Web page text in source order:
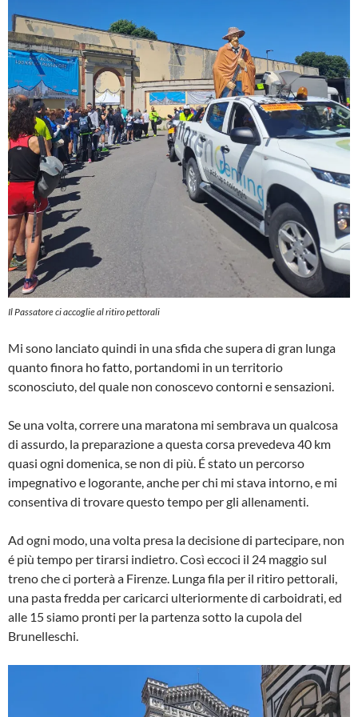
Il Passatore ci accoglie al ritiro pettorali
Mi sono lanciato quindi in una sfida che supera di gran lunga
quanto finora ho fatto, portandomi in un territorio
sconosciuto, del quale non conoscevo contorni e sensazioni.
Se una volta, correre una maratona mi sembrava un qualcosa
di assurdo, la preparazione a questa corsa prevedeva 40 km
quasi ogni domenica, se non di più. É stato un percorso
impegnativo e logorante, anche per chi mi stava intorno, e mi
consentiva di trovare questo tempo per gli allenamenti.
Ad ogni modo, una volta presa la decisione di partecipare, non
é più tempo per tirarsi indietro. Così eccoci il 24 maggio sul
treno che ci porterà a Firenze. Lunga fila per il ritiro pettorali,
una pasta fredda per caricarci ulteriormente di carboidrati, ed
alle 15 siamo pronti per la partenza sotto la cupola del
Brunelleschi.